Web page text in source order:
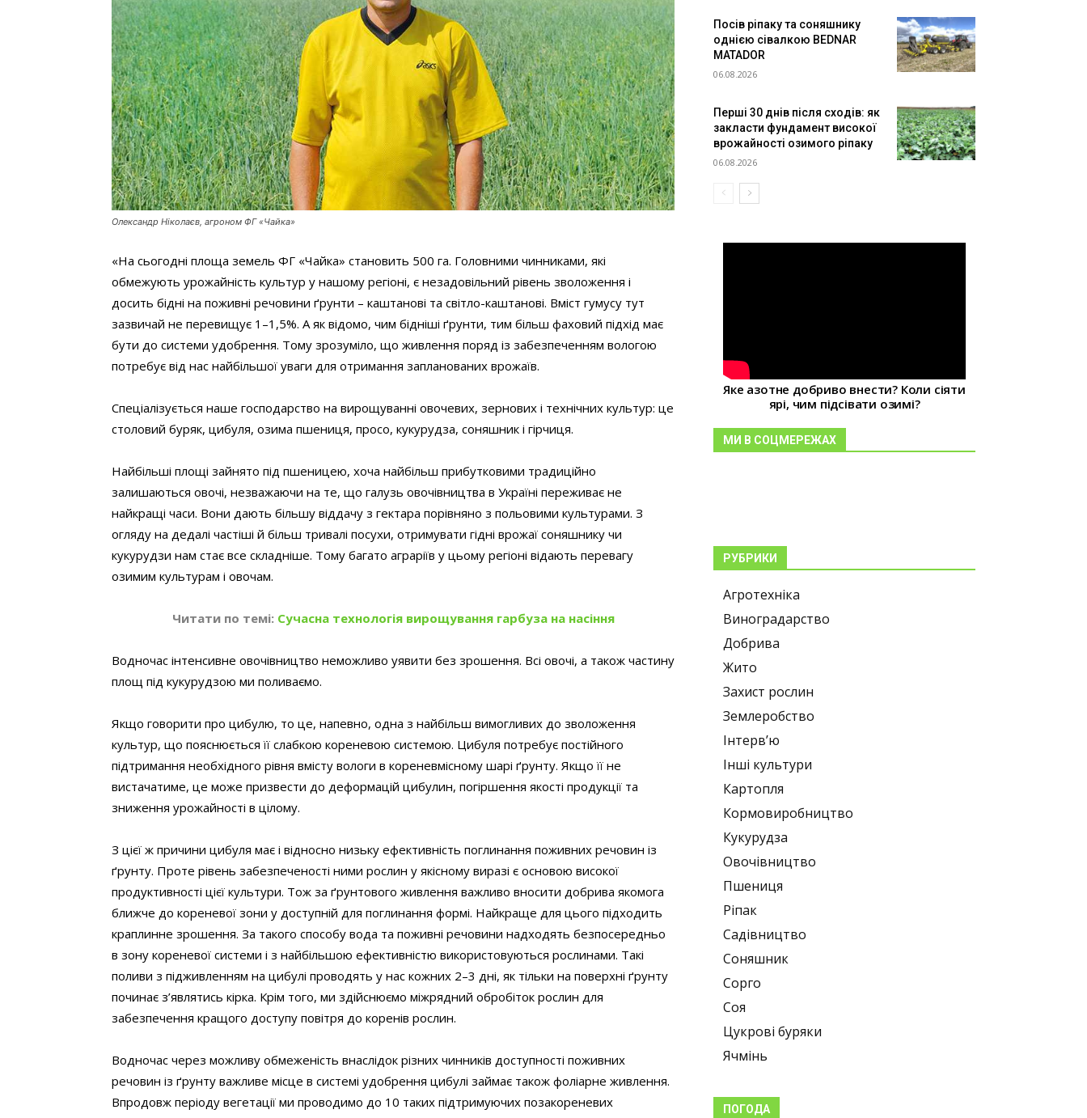
Олександр Ніколаєв, агроном ФГ «Чайка»
«На сьогодні площа земель ФГ «Чайка» становить 500 га. Головними чинниками, які
обмежують урожайність культур у нашому регіоні, є незадовільний рівень зволоження і
досить бідні на поживні речовини ґрунти – каштанові та світло-каштанові. Вміст гумусу тут
зазвичай не перевищує 1–1,5%. А як відомо, чим бідніші ґрунти, тим більш фаховий підхід має
бути до системи удобрення. Тому зрозуміло, що живлення поряд із забезпеченням вологою
потребує від нас найбільшої уваги для отримання запланованих врожаїв.
Спеціалізується наше господарство на вирощуванні овочевих, зернових і технічних культур: це
столовий буряк, цибуля, озима пшениця, просо, кукурудза, соняшник і гірчиця.
Найбільші площі зайнято під пшеницею, хоча найбільш прибутковими традиційно
залишаються овочі, незважаючи на те, що галузь овочівництва в Україні переживає не
найкращі часи. Вони дають більшу віддачу з гектара порівняно з польовими культурами. З
огляду на дедалі частіші й більш тривалі посухи, отримувати гідні врожаї соняшнику чи
кукурудзи нам стає все складніше. Тому багато аграріїв у цьому регіоні відають перевагу
озимим культурам і овочам.
Читати по темі: Сучасна технологія вирощування гарбуза на насіння
Водночас інтенсивне овочівництво неможливо уявити без зрошення. Всі овочі, а також частину
площ під кукурудзою ми поливаємо.
Якщо говорити про цибулю, то це, напевно, одна з найбільш вимогливих до зволоження
культур, що пояснюється її слабкою кореневою системою. Цибуля потребує постійного
підтримання необхідного рівня вмісту вологи в кореневмісному шарі ґрунту. Якщо її не
вистачатиме, це може призвести до деформацій цибулин, погіршення якості продукції та
зниження урожайності в цілому.
З цієї ж причини цибуля має і відносно низьку ефективність поглинання поживних речовин із
ґрунту. Проте рівень забезпеченості ними рослин у якісному виразі є основою високої
продуктивності цієї культури. Тож за ґрунтового живлення важливо вносити добрива якомога
ближче до кореневої зони у доступній для поглинання формі. Найкраще для цього підходить
краплинне зрошення. За такого способу вода та поживні речовини надходять безпосередньо
в зону кореневої системи і з найбільшою ефективністю використовуються рослинами. Такі
поливи з підживленням на цибулі проводять у нас кожних 2–3 дні, як тільки на поверхні ґрунту
починає з’являтись кірка. Крім того, ми здійснюємо міжрядний обробіток рослин для
забезпечення кращого доступу повітря до коренів рослин.
Водночас через можливу обмеженість внаслідок різних чинників доступності поживних
речовин із ґрунту важливе місце в системі удобрення цибулі займає також фоліарне живлення.
Впродовж періоду вегетації ми проводимо до 10 таких підтримуючих позакореневих
Посів ріпаку та соняшнику
однією сівалкою BEDNAR
MATADOR
06.08.2026
Перші 30 днів після сходів: як
закласти фундамент високої
врожайності озимого ріпаку
06.08.2026
Яке азотне добриво внести? Коли сіяти
ярі, чим підсівати озимі?
МИ В СОЦМЕРЕЖАХ
РУБРИКИ
Агротехніка
Виноградарство
Добрива
Жито
Захист рослин
Землеробство
Інтерв’ю
Інші культури
Картопля
Кормовиробництво
Кукурудза
Овочівництво
Пшениця
Ріпак
Садівництво
Соняшник
Сорго
Соя
Цукрові буряки
Ячмінь
ПОГОДА